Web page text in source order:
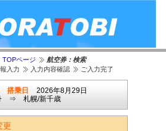
ページ
航空券：検索
入力
入力内容確認 ご入力完了
搭乗日
2026年8月29日
⇒ 札幌/新千歳
更